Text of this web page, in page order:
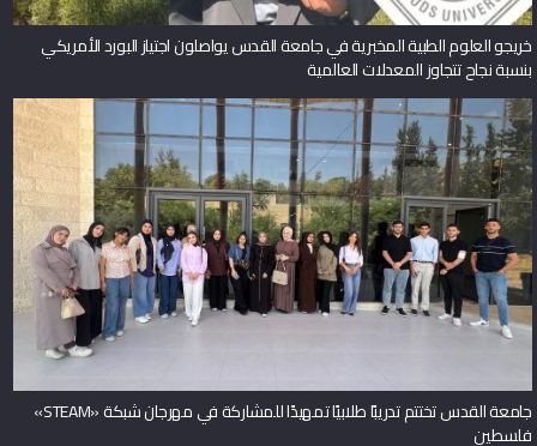
خريجو العلوم الطبية المخبرية في جامعة القدس يواصلون اجتياز البورد الأمريكي
بنسبة نجاح تتجاوز المعدلات العالمية
جامعة القدس تختتم تدريبًا طلابيًا تمهيدًا للمشاركة في مهرجان شبكة «STEAM»
فلسطين